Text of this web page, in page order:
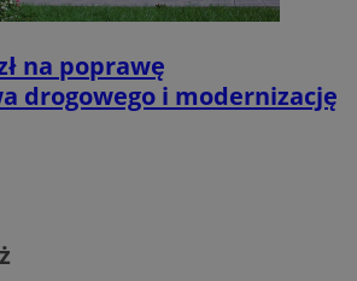
na poprawę
drogowego i modernizację